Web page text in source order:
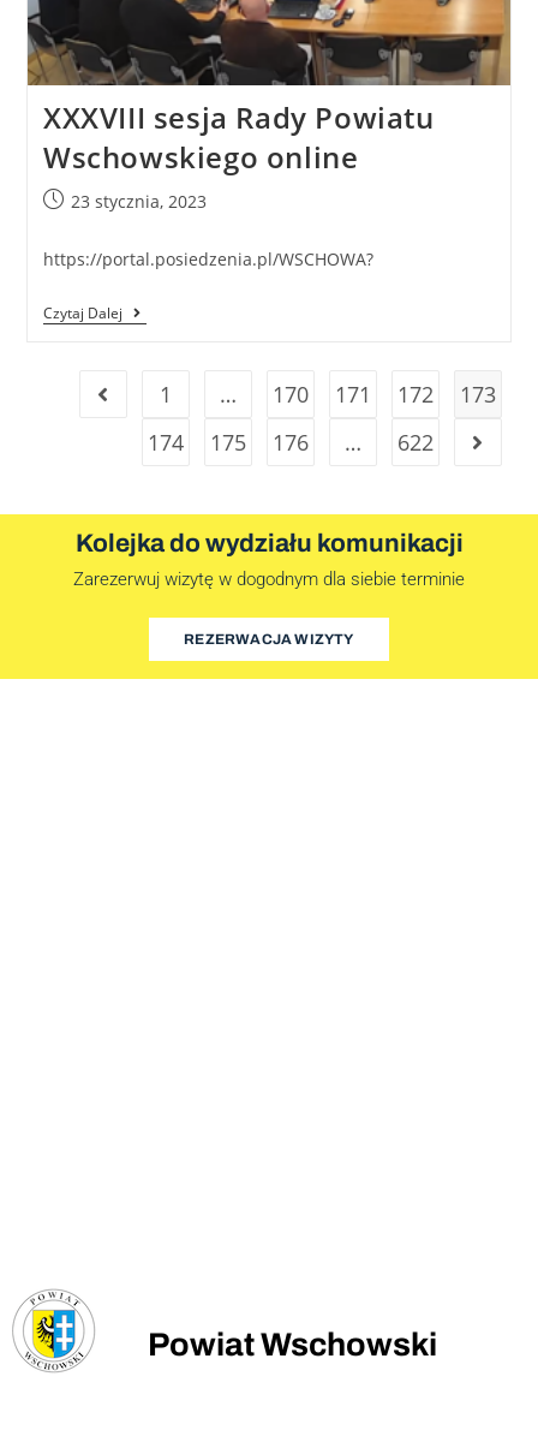
XXXVIII sesja Rady Powiatu
Wschowskiego online
23 stycznia, 2023
https://portal.posiedzenia.pl/WSCHOWA?
Czytaj Dalej
1 … 170 171 172
173
174
175 176 … 622
Kolejka do wydziału komunikacji
Zarezerwuj wizytę w dogodnym dla siebie terminie
REZERWACJA WIZYTY
Powiat Wschowski